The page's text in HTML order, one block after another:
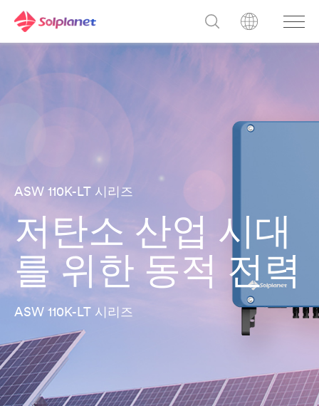
ASW 110K-LT 시리즈
저탄소 산업 시대
를 위한 동적 전력
ASW 110K-LT 시리즈